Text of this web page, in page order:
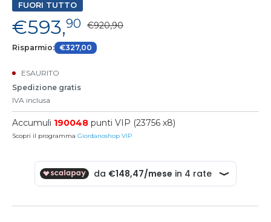
FUORI TUTTO
€593,90 €920,90
Risparmio: €327,00
ESAURITO
Spedizione gratis
IVA inclusa
Accumuli 190048 punti VIP (23756 x8)
Scopri il programma Giordanoshop VIP